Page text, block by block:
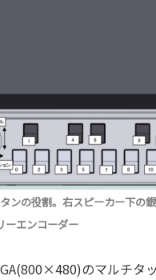
ンの役割。右スピーカー下の
ーエンコーダー
のマルチタ